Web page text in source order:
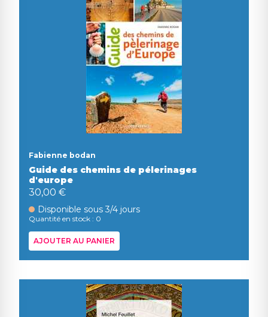
Fabienne bodan
Guide des chemins de pélerinages
d'europe
30,00 €
Disponible sous 3/4 jours
Quantité en stock : 0
AJOUTER AU PANIER